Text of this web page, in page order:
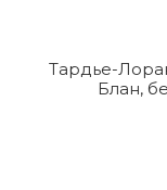
Тардье-
Блан,